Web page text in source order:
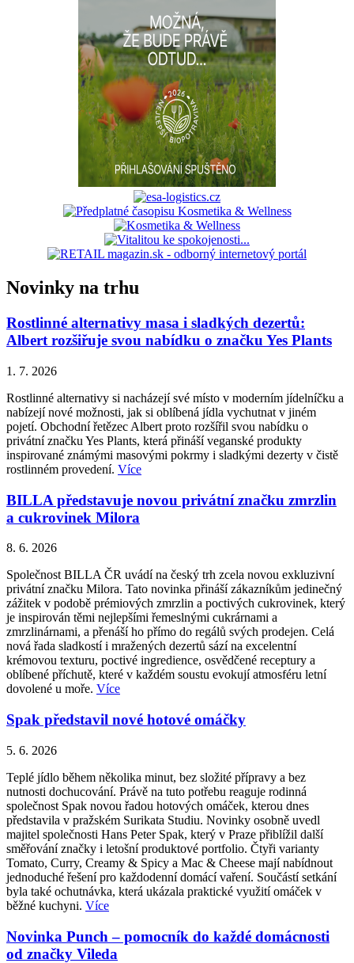
Novinky na trhu
Rostlinné alternativy masa i sladkých dezertů:
Albert rozšiřuje svou nabídku o značku Yes Plants
1. 7. 2026
Rostlinné alternativy si nacházejí své místo v moderním jídelníčku a
nabízejí nové možnosti, jak si oblíbená jídla vychutnat v jiném
pojetí. Obchodní řetězec Albert proto rozšířil svou nabídku o
privátní značku Yes Plants, která přináší veganské produkty
inspirované známými masovými pokrmy i sladkými dezerty v čistě
rostlinném provedení. Více
BILLA představuje novou privátní značku zmrzlin
a cukrovinek Milora
8. 6. 2026
Společnost BILLA ČR uvádí na český trh zcela novou exkluzivní
privátní značku Milora. Tato novinka přináší zákazníkům jedinečný
zážitek v podobě prémiových zmrzlin a poctivých cukrovinek, který
je inspirován těmi nejlepšími řemeslnými cukrárnami a
zmrzlinárnami, a přenáší ho přímo do regálů svých prodejen. Celá
nová řada sladkostí i mražených dezertů sází na excelentní
krémovou texturu, poctivé ingredience, osvědčené receptury a
oblíbené příchutě, které v každém soustu evokují atmosféru letní
dovolené u moře. Více
Spak představil nové hotové omáčky
5. 6. 2026
Teplé jídlo během několika minut, bez složité přípravy a bez
nutnosti dochucování. Právě na tuto potřebu reaguje rodinná
společnost Spak novou řadou hotových omáček, kterou dnes
představila v pražském Surikata Studiu. Novinky osobně uvedl
majitel společnosti Hans Peter Spak, který v Praze přiblížil další
směřování značky i letošní produktové portfolio. Čtyři varianty
Tomato, Curry, Creamy & Spicy a Mac & Cheese mají nabídnout
jednoduché řešení pro každodenní domácí vaření. Součástí setkání
byla také ochutnávka, která ukázala praktické využití omáček v
běžné kuchyni. Více
Novinka Punch – pomocník do každé domácnosti
od značky Vileda